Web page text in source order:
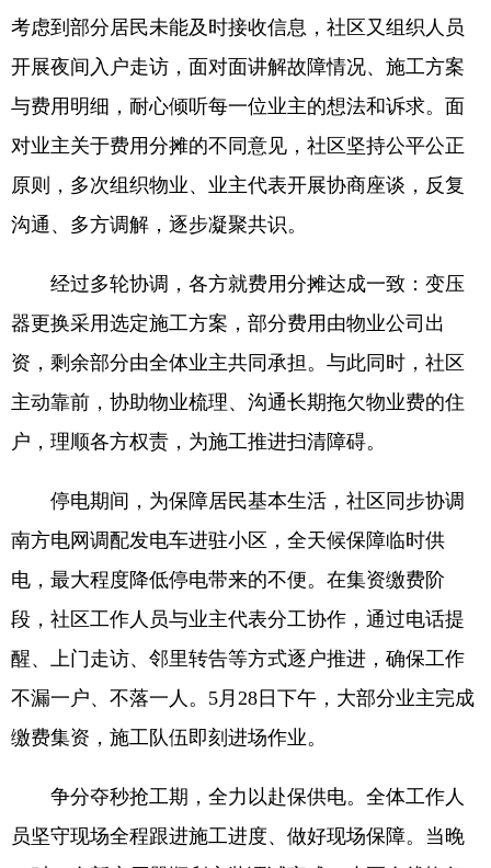
考虑到部分居民未能及时接收信息，社区又组织人员
开展夜间入户走访，面对面讲解故障情况、施工方案
与费用明细，耐心倾听每一位业主的想法和诉求。面
对业主关于费用分摊的不同意见，社区坚持公平公正
原则，多次组织物业、业主代表开展协商座谈，反复
沟通、多方调解，逐步凝聚共识。
经过多轮协调，各方就费用分摊达成一致：变压
器更换采用选定施工方案，部分费用由物业公司出
资，剩余部分由全体业主共同承担。与此同时，社区
主动靠前，协助物业梳理、沟通长期拖欠物业费的住
户，理顺各方权责，为施工推进扫清障碍。
停电期间，为保障居民基本生活，社区同步协调
南方电网调配发电车进驻小区，全天候保障临时供
电，最大程度降低停电带来的不便。在集资缴费阶
段，社区工作人员与业主代表分工协作，通过电话提
醒、上门走访、邻里转告等方式逐户推进，确保工作
不漏一户、不落一人。5月28日下午，大部分业主完成
缴费集资，施工队伍即刻进场作业。
争分夺秒抢工期，全力以赴保供电。全体工作人
员坚守现场全程跟进施工进度、做好现场保障。当晚